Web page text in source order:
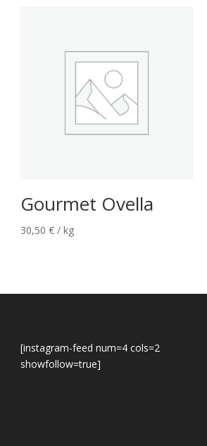
Gourmet Ovella
30,50€ / kg
[instagram-feed num=4 cols=2
showfollow=true]